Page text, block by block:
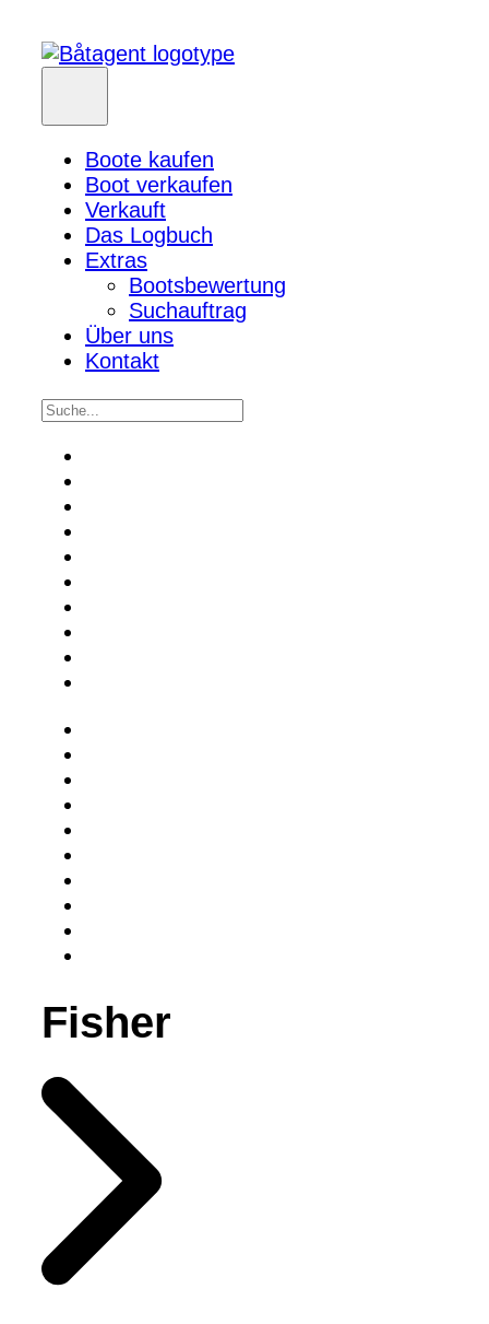
Boote kaufen
Boot verkaufen
Verkauft
Das Logbuch
Extras
Bootsbewertung
Suchauftrag
Über uns
Kontakt
Fisher